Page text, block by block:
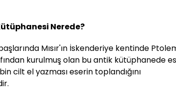
Nerede?
başlarında Mısır'ın İskenderiye kentinde
kurulmuş olan bu antik kütüphanede
cilt el yazması eserin toplandığını